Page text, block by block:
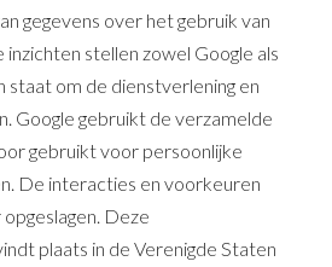
gegevens over het gebruik van
stellen zowel Google als
staat om de dienstverlening en
Google gebruikt de verzamelde
gebruikt voor persoonlijke
De interacties en voorkeuren
Deze
plaats in de Verenigde Staten